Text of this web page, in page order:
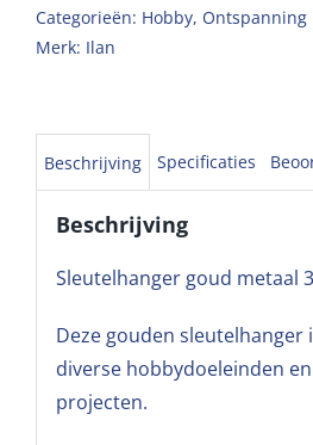
Categorieën: Hobby, Ontspanning
Merk: Ilan
Beschrijving Specificaties
Beschrijving
Sleutelhanger goud metaal
Deze gouden sleutelhanger
diverse hobbydoeleinden
projecten.